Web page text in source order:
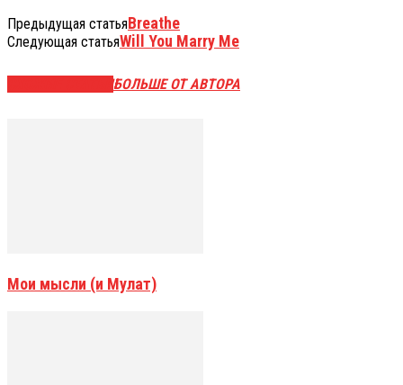
Предыдущая статьяBreathe
Следующая статьяWill You Marry Me
БОЛЬШЕ ОТ АВТОРА
Мои мысли (и Мулат)